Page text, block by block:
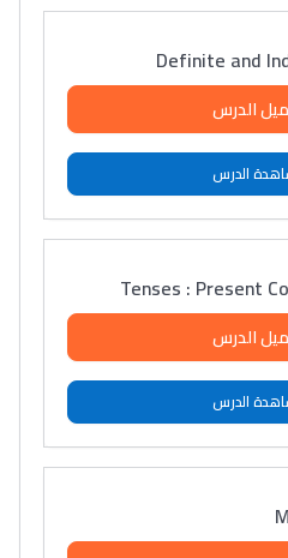
Definite and
الدرس
الدرس
Tenses : Present
الدرس
الدرس